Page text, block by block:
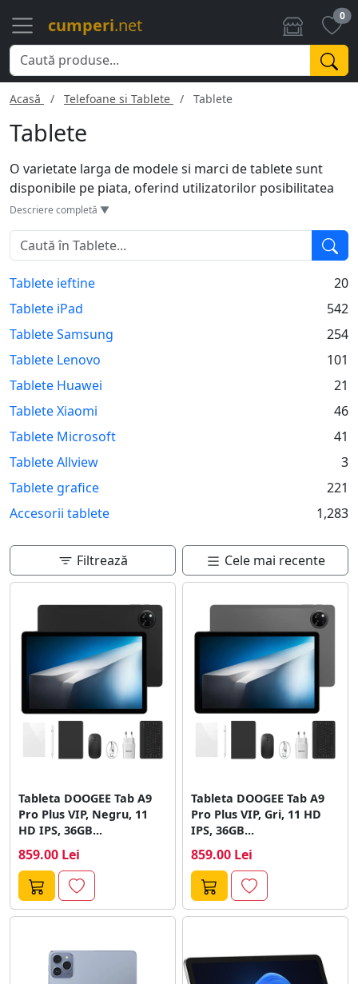
cumperi.net 0
Acasă Telefoane si Tablete Tablete
Tablete
O varietate larga de modele si marci de tablete sunt
disponibile pe piata, oferind utilizatorilor posibilitatea
de a alege tableta potrivita nevoilor lor. De la cele mai
populare, precum iPad-urile de la Apple, la alternativele
accesibile de la Samsung, Lenovo si Huawei, tabletele
sunt ideale pentru navigare pe internet, vizionare de
filme, jocuri si productivitate. Multe modele de tablete
vin cu stylus-uri pentru desen sau notite, iar altele ofera
un laptop. Dimensiunile ecranelor variaza, oferind
optiuni pentru cei care prefera portabilitatea sau un
ecran mai mare pentru o vizualizare optima. Cu sisteme
utilizatorii pot alege ceea ce li se potriveste cel mai bine.
Descriere completă ▼
Tablete ieftine
20
Tablete iPad
542
Tablete Samsung
254
Tablete Lenovo
101
Tablete Huawei
21
Tablete Xiaomi
46
Tablete Microsoft
41
Tablete Allview
3
Tablete grafice
221
Accesorii tablete
1,283
Filtrează Cele mai recente
Tableta DOOGEE Tab A9
Pro Plus VIP, Negru, 11
HD IPS, 36GB...
859.00 Lei
Tableta DOOGEE Tab A9
Pro Plus VIP, Gri, 11 HD
IPS, 36GB...
859.00 Lei